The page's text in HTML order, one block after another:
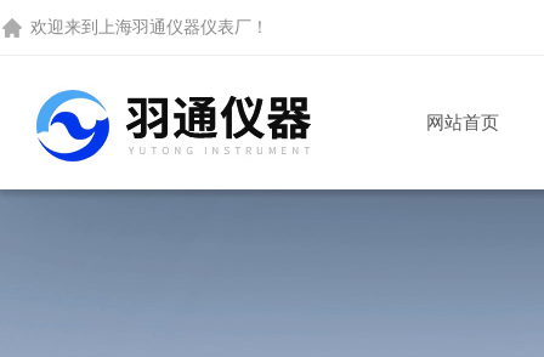
欢迎来到 上海羽通仪器仪表厂 ！
网站首页